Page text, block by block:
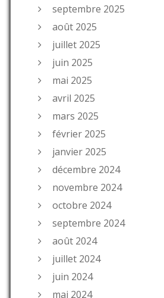
septembre 2025
août 2025
juillet 2025
juin 2025
mai 2025
avril 2025
mars 2025
février 2025
janvier 2025
décembre 2024
novembre 2024
octobre 2024
septembre 2024
août 2024
juillet 2024
juin 2024
mai 2024